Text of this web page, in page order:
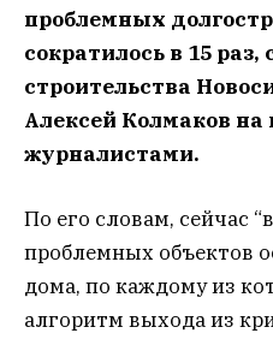
проблемных
сократилось в 15
строительства
Алексей Колмаков на
журналистами.
По его словам, сейчас
проблемных объектов
дома, по каждому из
алгоритм выхода из